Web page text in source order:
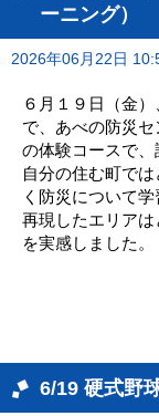
ーニング）
2026年06月22日
６月１９日（金
で、あべの防災
の体験コースで、
自分の住む町で
く防災について
再現したエリア
を実感しました
6/19 硬式野